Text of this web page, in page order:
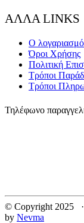
ΑΛΛΑ LINKS
Ο
Όροι Χρήσης
Πολιτική
Τρόποι
Τρόποι
Τηλέφωνο
© Copyright 2025 ·
by Nevma